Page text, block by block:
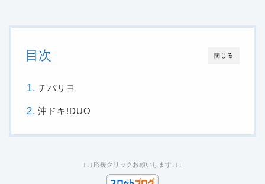
閉じる
目次
チバリヨ
沖ドキ!DUO
↓↓↓応援クリックお願いします↓↓↓